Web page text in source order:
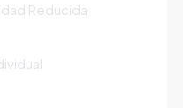
Reducida